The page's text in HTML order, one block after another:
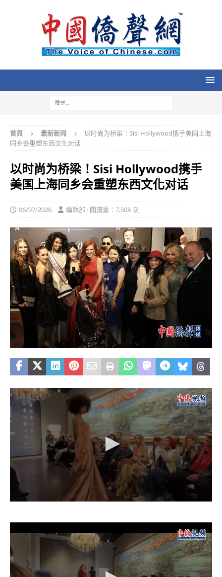
首頁 最新新闻
以时尚为桥梁！Sisi Hollywood携手美国上海
同乡会重塑东西文化对话
以时尚为桥梁！Sisi Hollywood携手
美国上海同乡会重塑东西文化对话
06/07/2026 編輯部 · 閱讀量：7,508 次